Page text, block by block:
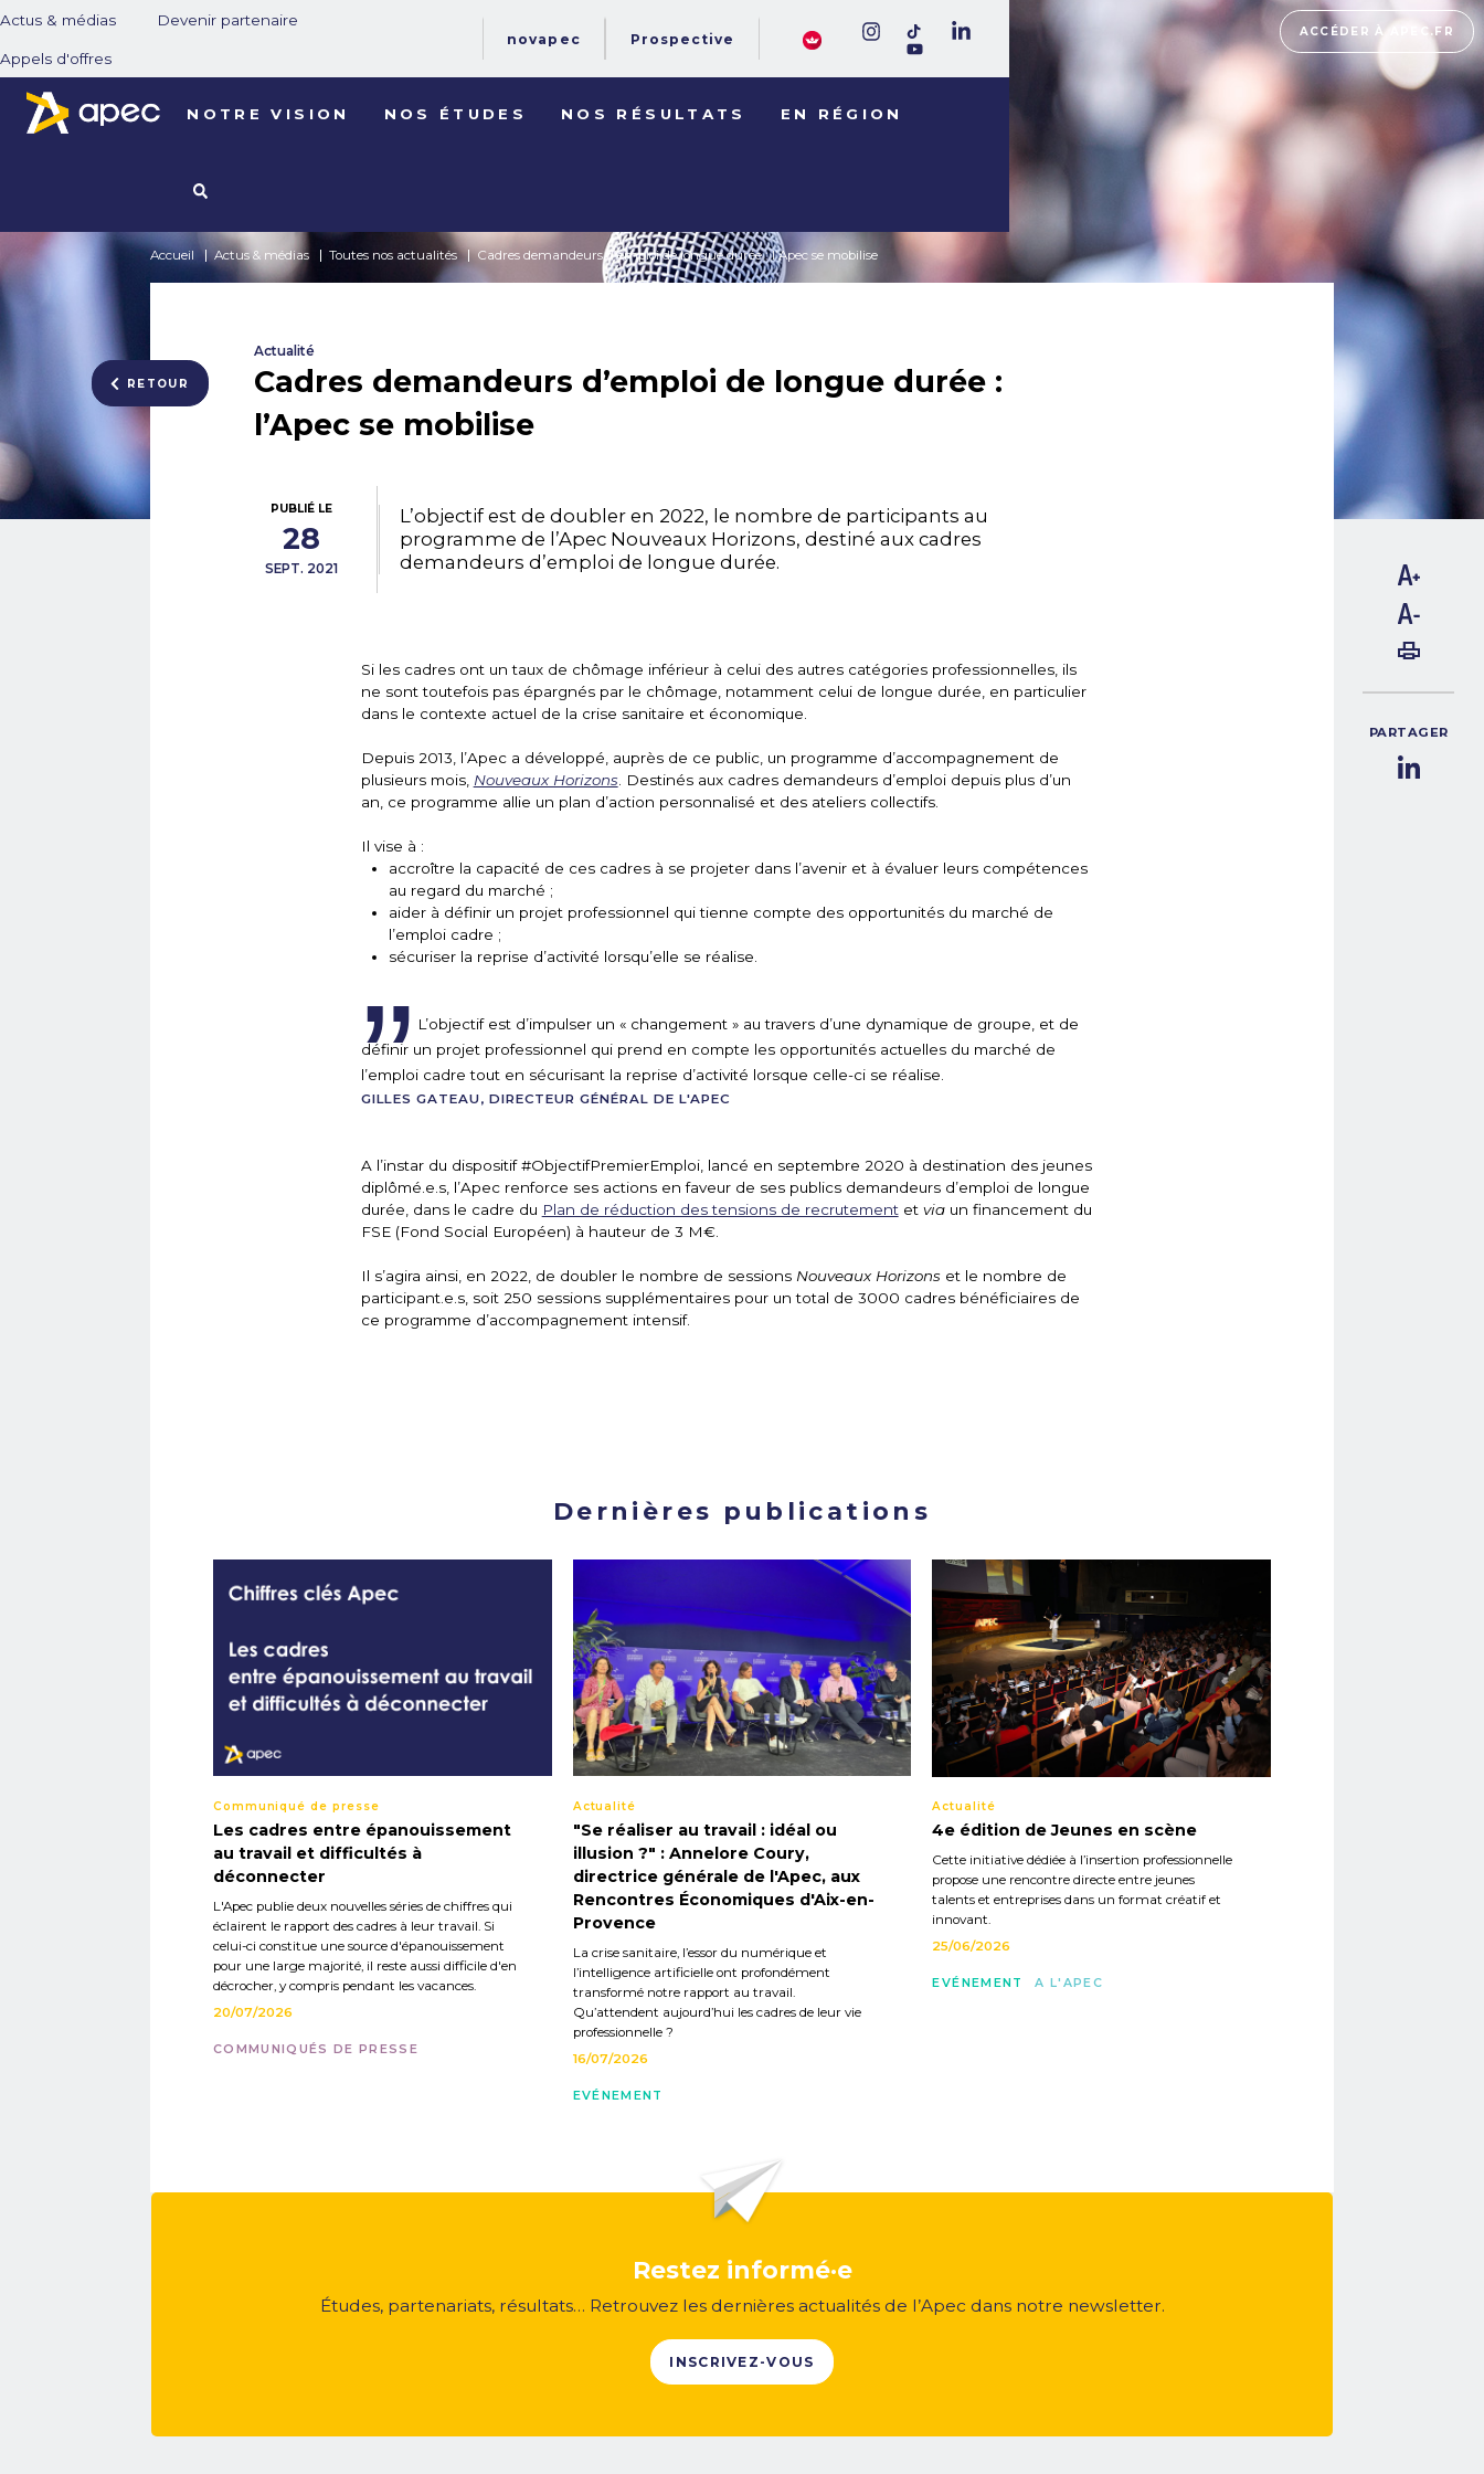
Actus & médias Devenir partenaire
Appels d'offres
novapec Prospective
NOTRE VISION NOS ÉTUDES NOS RÉSULTATS EN RÉGION
ACCÉDER À APEC.FR
Accueil Actus & médias Toutes nos actualités Cadres demandeurs d’emploi de longue durée : l’Apec se mobilise
RETOUR
Actualité
Cadres demandeurs d’emploi de longue durée :
l’Apec se mobilise
PUBLIÉ LE
28
SEPT. 2021
PARTAGER
L’objectif est de doubler en 2022, le nombre de participants au
programme de l’Apec Nouveaux Horizons, destiné aux cadres
demandeurs d’emploi de longue durée.
Si les cadres ont un taux de chômage inférieur à celui des autres catégories professionnelles, ils
ne sont toutefois pas épargnés par le chômage, notamment celui de longue durée, en particulier
dans le contexte actuel de la crise sanitaire et économique.
Depuis 2013, l’Apec a développé, auprès de ce public, un programme d’accompagnement de
plusieurs mois, Nouveaux Horizons . Destinés aux cadres demandeurs d’emploi depuis plus d’un
an, ce programme allie un plan d’action personnalisé et des ateliers collectifs.
Il vise à :
accroître la capacité de ces cadres à se projeter dans l’avenir et à évaluer leurs compétences
au regard du marché ;
aider à définir un projet professionnel qui tienne compte des opportunités du marché de
l’emploi cadre ;
sécuriser la reprise d’activité lorsqu’elle se réalise.
L’objectif est d’impulser un « changement » au travers d’une dynamique de groupe, et de
définir un projet professionnel qui prend en compte les opportunités actuelles du marché de
l’emploi cadre tout en sécurisant la reprise d’activité lorsque celle-ci se réalise.
GILLES GATEAU, DIRECTEUR GÉNÉRAL DE L'APEC
A l’instar du dispositif #ObjectifPremierEmploi, lancé en septembre 2020 à destination des jeunes
diplômé.e.s, l’Apec renforce ses actions en faveur de ses publics demandeurs d’emploi de longue
durée, dans le cadre du Plan de réduction des tensions de recrutement et viaun financement du
FSE (Fond Social Européen) à hauteur de 3 M€.
Il s’agira ainsi, en 2022, de doubler le nombre de sessions Nouveaux Horizonset le nombre de
participant.e.s, soit 250 sessions supplémentaires pour un total de 3000 cadres bénéficiaires de
ce programme d’accompagnement intensif.
Dernières publications
Communiqué de presse
Les cadres entre épanouissement
au travail et difficultés à
déconnecter
L'Apec publie deux nouvelles séries de chiffres qui
éclairent le rapport des cadres à leur travail. Si
celui-ci constitue une source d'épanouissement
pour une large majorité, il reste aussi difficile d'en
décrocher, y compris pendant les vacances.
20/07/2026
COMMUNIQUÉS DE PRESSE
Actualité
"Se réaliser au travail : idéal ou
illusion ?" : Annelore Coury,
directrice générale de l'Apec, aux
Rencontres Économiques d'Aix-en-
Provence
La crise sanitaire, l’essor du numérique et
l’intelligence artificielle ont profondément
transformé notre rapport au travail.
Qu’attendent aujourd’hui les cadres de leur vie
professionnelle ?
16/07/2026
EVÉNEMENT
Actualité
4e édition de Jeunes en scène
Cette initiative dédiée à l’insertion professionnelle
propose une rencontre directe entre jeunes
talents et entreprises dans un format créatif et
innovant.
25/06/2026
EVÉNEMENT A L'APEC
Restez informé·e
Études, partenariats, résultats… Retrouvez les dernières actualités de l’Apec dans notre newsletter.
INSCRIVEZ-VOUS